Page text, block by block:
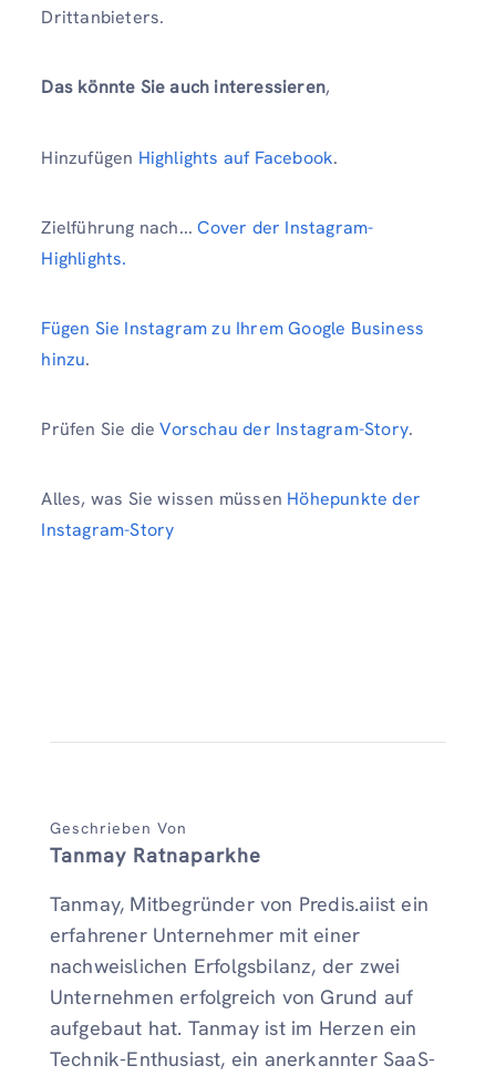
Drittanbieters.
Das könnte Sie auch interessieren,
Hinzufügen Highlights auf Facebook.
Zielführung nach...Cover der Instagram-
Highlights.
Fügen Sie Instagram zu Ihrem Google Business
hinzu.
Prüfen Sie dieVorschau der Instagram-Story.
Alles, was Sie wissen müssen Höhepunkte der
Instagram-Story
Geschrieben Von
Tanmay Ratnaparkhe
Tanmay, Mitbegründer von Predis.aiist ein
erfahrener Unternehmer mit einer
nachweislichen Erfolgsbilanz, der zwei
Unternehmen erfolgreich von Grund auf
aufgebaut hat. Tanmay ist im Herzen ein
Technik-Enthusiast, ein anerkannter SaaS-